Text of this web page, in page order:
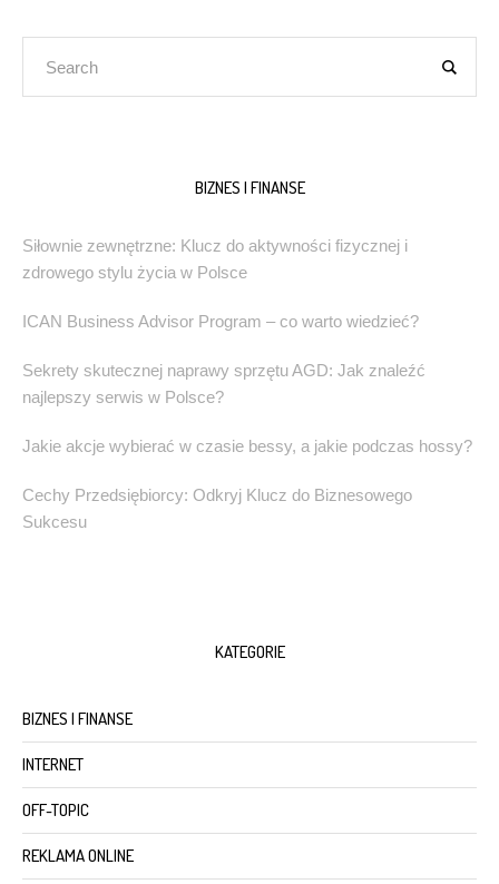
BIZNES I FINANSE
Siłownie zewnętrzne: Klucz do aktywności fizycznej i
zdrowego stylu życia w Polsce
ICAN Business Advisor Program – co warto wiedzieć?
Sekrety skutecznej naprawy sprzętu AGD: Jak znaleźć
najlepszy serwis w Polsce?
Jakie akcje wybierać w czasie bessy, a jakie podczas hossy?
Cechy Przedsiębiorcy: Odkryj Klucz do Biznesowego
Sukcesu
KATEGORIE
BIZNES I FINANSE
INTERNET
OFF-TOPIC
REKLAMA ONLINE